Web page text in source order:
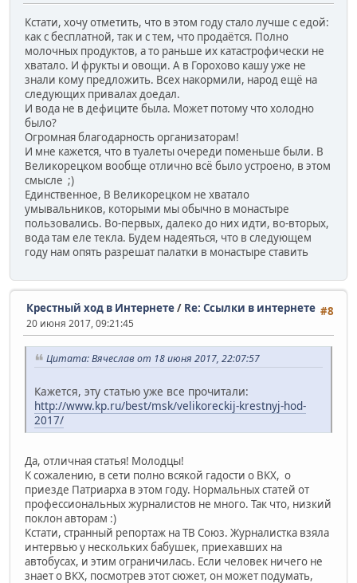
Кстати, хочу отметить, что в этом году стало лучше с едой:
как с бесплатной, так и с тем, что продаётся. Полно
молочных продуктов, а то раньше их катастрофически не
хватало. И фрукты и овощи. А в Горохово кашу уже не
знали кому предложить. Всех накормили, народ ещё на
следующих привалах доедал.
И вода не в дефиците была. Может потому что холодно
было?
Огромная благодарность организаторам!
И мне кажется, что в туалеты очереди поменьше были. В
Великорецком вообще отлично всё было устроено, в этом
смысле ;)
Единственное, В Великорецком не хватало
умывальников, которыми мы обычно в монастыре
пользовались. Во-первых, далеко до них идти, во-вторых,
вода там еле текла. Будем надеяться, что в следующем
году нам опять разрешат палатки в монастыре ставить
#8
Крестный ход в Интернете/ Re: Ссылки в интернете
20 июня 2017, 09:21:45
Цитата: Вячеслав от 18 июня 2017, 22:07:57
Кажется, эту статью уже все прочитали:
http://www.kp.ru/best/msk/velikoreckij-krestnyj-hod-
2017/
Да, отличная статья! Молодцы!
К сожалению, в сети полно всякой гадости о ВКХ, о
приезде Патриарха в этом году. Нормальных статей от
профессиональных журналистов не много. Так что, низкий
поклон авторам :)
Кстати, странный репортаж на ТВ Союз. Журналистка взяла
интервью у нескольких бабушек, приехавших на
автобусах, и этим ограничилась. Если человек ничего не
знает о ВКХ, посмотрев этот сюжет, он может подумать,